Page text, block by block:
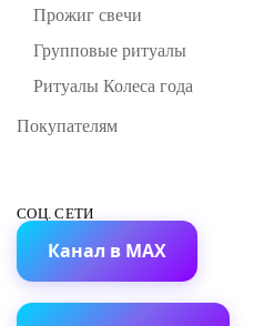
Прожиг свечи
Групповые ритуалы
Ритуалы Колеса года
Покупателям
СОЦ. СЕТИ
Канал в MAX